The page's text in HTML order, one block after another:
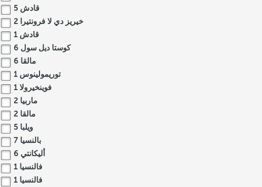
قادش 5
خيريز دي لا فرونتيرا 2
قادش 1
كوستا ديل سول 6
مالقا 6
توريمولينوس 1
فوينخيرولا 1
ماربيا 2
مالقا 2
ويلبا 5
بالنسيا 7
أليكانتي 6
فالنسيا 1
فالنسيا 1